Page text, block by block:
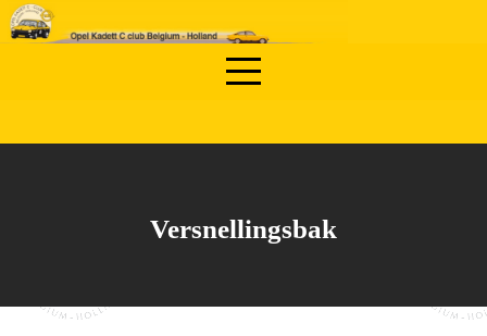
Skip
to
Versnellingsbak